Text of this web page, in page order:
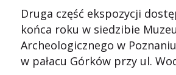
Druga część ekspozycji
końca roku w siedzibie
Archeologicznego w
w pałacu Górków przy ul.